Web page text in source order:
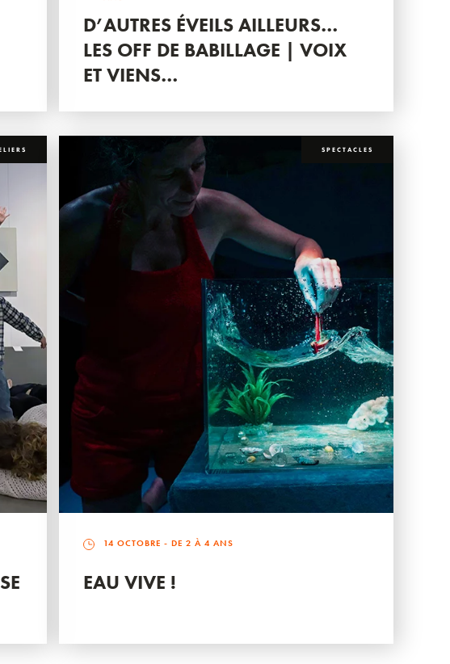
D’AUTRES ÉVEILS AILLEURS…
LES OFF DE BABILLAGE | VOIX
ET VIENS…
SPECTACLES
14 OCTOBRE - DE 2 À 4 ANS
EAU VIVE !